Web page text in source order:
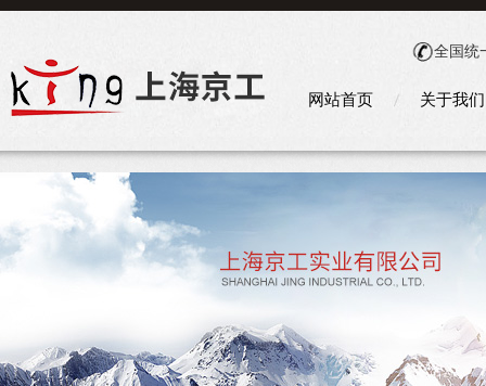
全国统
网站首页 关于我们